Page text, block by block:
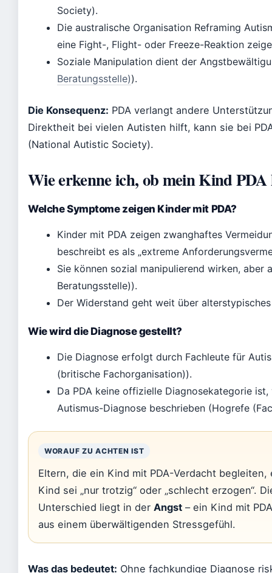
Society).
Die australische Organisation Reframing
eine Fight-, Flight- oder Freeze-Reaktion
Soziale Manipulation dient der
Beratungsstelle)).
Die Konsequenz: PDA verlangt andere
Direktheit bei vielen Autisten hilft, kann sie bei
(National Autistic Society).
Wie erkenne ich, ob mein Kind PDA
Welche Symptome zeigen Kinder mit PDA?
Kinder mit PDA zeigen zwanghaftes
beschreibt es als „extreme
Sie können sozial manipulierend wirken, aber
Beratungsstelle)).
Der Widerstand geht weit über
Wie wird die Diagnose gestellt?
Die Diagnose erfolgt durch Fachleute für
(britische Fachorganisation)).
Da PDA keine offizielle Diagnosekategorie ist,
Autismus-Diagnose beschrieben (Hogrefe
WORAUF ZU ACHTEN IST
Eltern, die ein Kind mit PDA-Verdacht
Kind sei „nur trotzig“ oder „schlecht erzogen“.
Unterschied liegt in der Angst – ein Kind mit
aus einem überwältigenden Stressgefühl.
Was das bedeutet: Ohne fachkundige Diagnose